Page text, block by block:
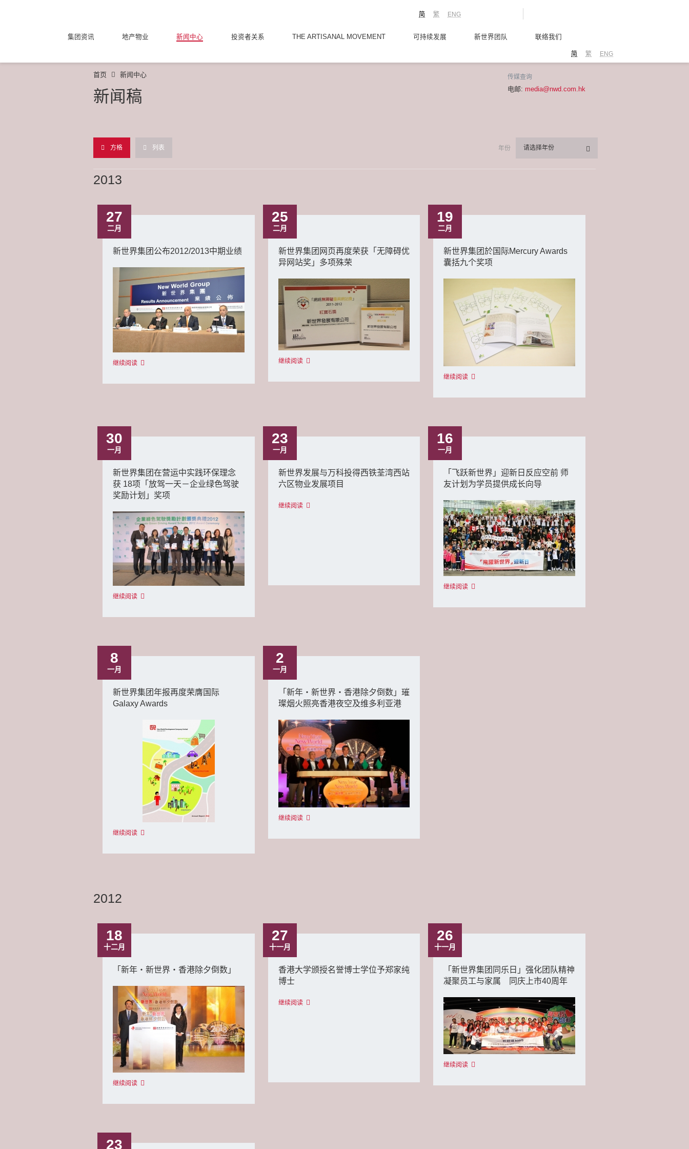
ENG
繁
简
集团资讯 地产物业 新闻中心 投资者关系 THE ARTISANAL MOVEMENT 可持续发展 新世界团队 联络我们
ENG
繁
简
首页 新闻中心
新闻稿
传媒查询
电邮: media@nwd.com.hk
方格 列表 年份 请选择年份
2013
27
二月
新世界集团公布2012/2013中期业绩
继续阅读
25
二月
新世界集团网页再度荣获「无障碍优
异网站奖」多项殊荣
继续阅读
19
二月
新世界集团於国际Mercury Awards
囊括九个奖项
继续阅读
30
一月
新世界集团在营运中实践环保理念
获 18项「放驾一天－企业绿色驾驶
奖励计划」奖项
继续阅读
23
一月
新世界发展与万科投得西铁荃湾西站
六区物业发展项目
继续阅读
16
一月
「飞跃新世界」迎新日反应空前 师
友计划为学员提供成长向导
继续阅读
8
一月
新世界集团年报再度荣膺国际
Galaxy Awards
继续阅读
2
一月
「新年‧新世界‧香港除夕倒数」璀
璨烟火照亮香港夜空及维多利亚港
继续阅读
2012
18
十二月
「新年‧新世界‧香港除夕倒数」
继续阅读
27
十一月
香港大学颁授名誉博士学位予郑家纯
博士
继续阅读
26
十一月
「新世界集团同乐日」强化团队精神
凝聚员工与家属 同庆上市40周年
继续阅读
23